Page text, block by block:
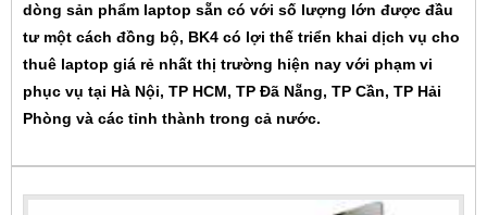
dòng sản phẩm laptop sẵn có với số lượng lớn được đầu
tư một cách đồng bộ, BK4 có lợi thế triển khai dịch vụ cho
thuê laptop giá rẻ nhất thị trường hiện nay với phạm vi
phục vụ tại Hà Nội, TP HCM, TP Đã Nẵng, TP Cần, TP Hải
Phòng và các tỉnh thành trong cả nước.